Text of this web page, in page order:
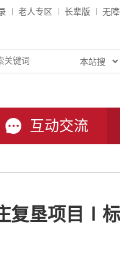
老人专区 长辈版 无
互动交流
复垦项目Ⅰ